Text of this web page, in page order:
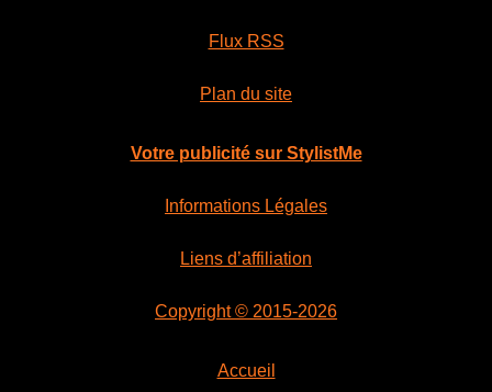
Flux RSS
Plan du site
Votre publicité sur StylistMe
Informations Légales
Liens d’affiliation
Copyright © 2015-2026
Accueil